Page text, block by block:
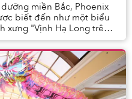
miền Bắc, Phoenix
biết đến như một biểu
xưng "Vịnh Hạ Long trên
tạo, 202...